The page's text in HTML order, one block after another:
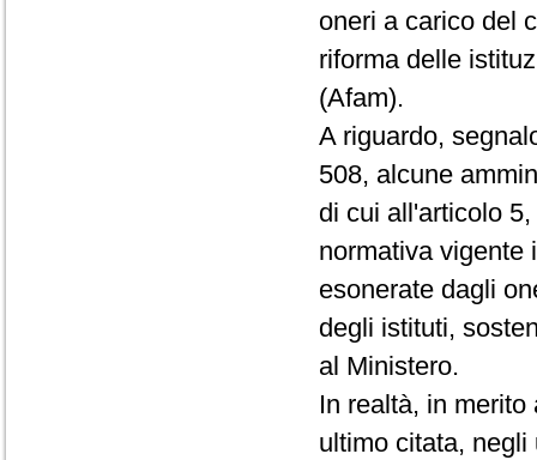
oneri a carico del
riforma delle
(Afam).
A riguardo,
508, alcune
di cui all'articolo
normativa vigente
esonerate dagli
degli istituti,
al Ministero.
In realtà, in
ultimo citata,